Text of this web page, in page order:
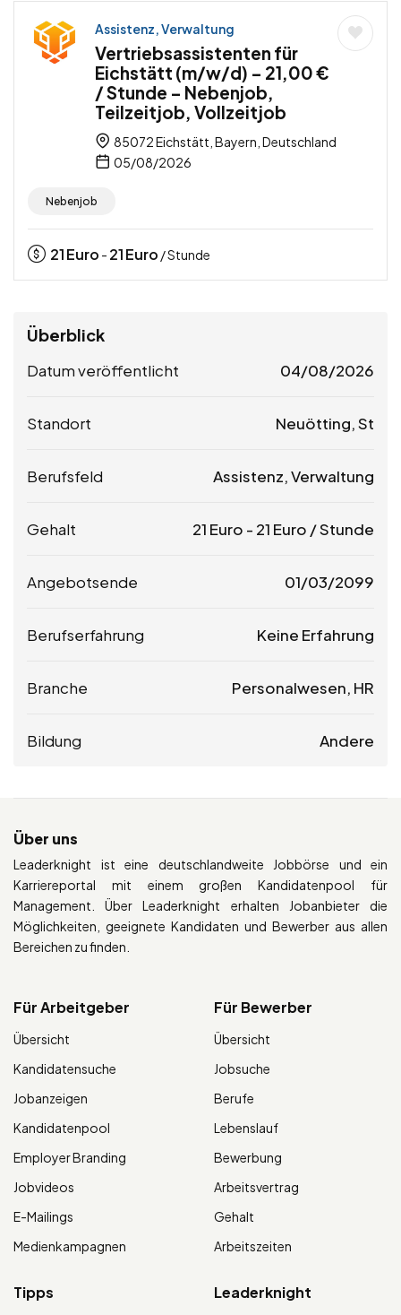
Assistenz, Verwaltung
Vertriebsassistenten für
Eichstätt (m/w/d) – 21,00 €
/ Stunde – Nebenjob,
Teilzeitjob, Vollzeitjob
85072 Eichstätt, Bayern, Deutschland
05/08/2026
Nebenjob
21Euro - 21Euro / Stunde
Überblick
Datum veröffentlicht 04/08/2026
Standort Neuötting, St
Berufsfeld Assistenz, Verwaltung
Gehalt 21 Euro - 21 Euro / Stunde
Angebotsende 01/03/2099
Berufserfahrung Keine Erfahrung
Branche Personalwesen, HR
Bildung Andere
Über uns
Leaderknight ist eine deutschlandweite Jobbörse und ein
Karriereportal mit einem großen Kandidatenpool für
Management. Über Leaderknight erhalten Jobanbieter die
Möglichkeiten, geeignete Kandidaten und Bewerber aus allen
Bereichen zu finden.
Für Arbeitgeber
Übersicht
Kandidatensuche
Jobanzeigen
Kandidatenpool
Employer Branding
Jobvideos
E-Mailings
Medienkampagnen
Für Bewerber
Übersicht
Jobsuche
Berufe
Lebenslauf
Bewerbung
Arbeitsvertrag
Gehalt
Arbeitszeiten
Tipps Leaderknight